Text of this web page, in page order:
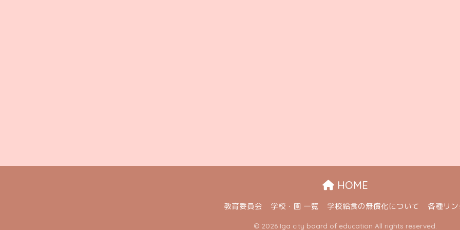
HOME
教育委員会 学校・園 一覧 学校給食の無償化について 各種リ
© 2026 Iga city board of education All rights reserved.